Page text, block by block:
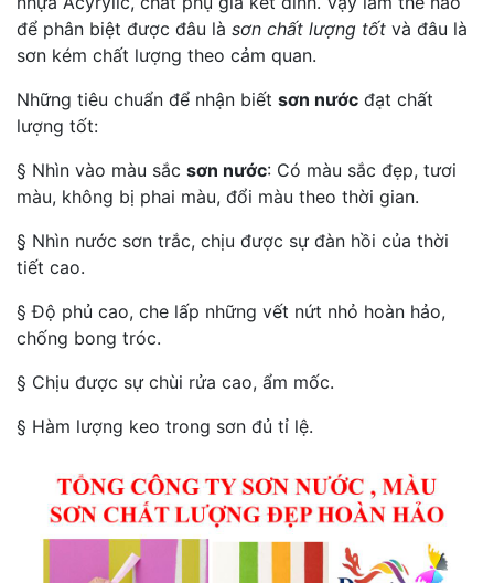
để phân biệt được đâu là sơn chất lượng tốt và đâu là
sơn kém chất lượng theo cảm quan.
Những tiêu chuẩn để nhận biết sơn nước đạt chất
lượng tốt:
§ Nhìn vào màu sắc sơn nước: Có màu sắc đẹp, tươi
màu, không bị phai màu, đổi màu theo thời gian.
§ Nhìn nước sơn trắc, chịu được sự đàn hồi của thời
tiết cao.
§ Độ phủ cao, che lấp những vết nứt nhỏ hoàn hảo,
chống bong tróc.
§ Chịu được sự chùi rửa cao, ẩm mốc.
§ Hàm lượng keo trong sơn đủ tỉ lệ.